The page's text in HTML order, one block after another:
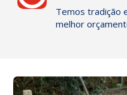
Temos tradição
melhor